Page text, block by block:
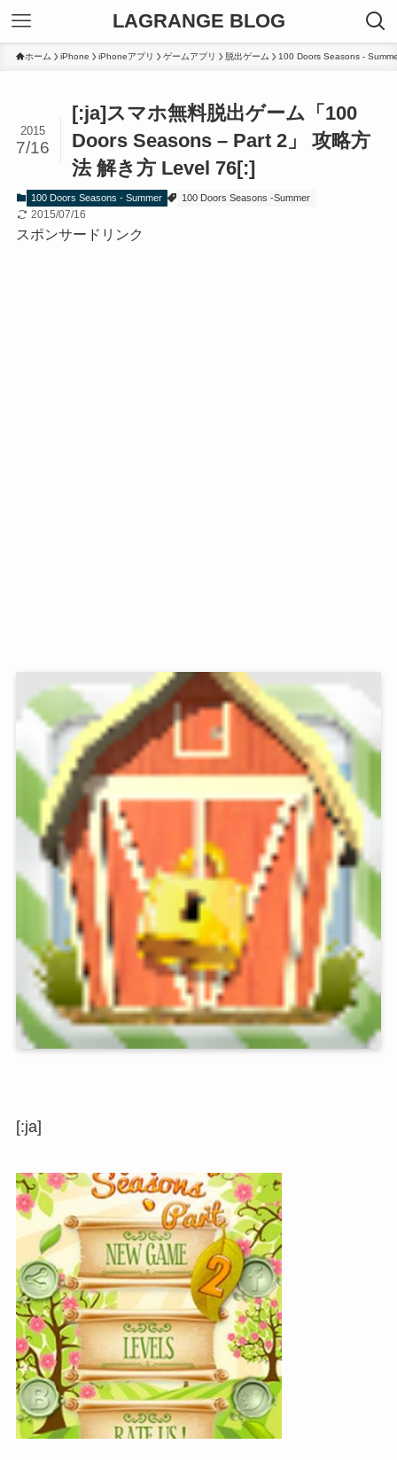
LAGRANGE BLOG
ホーム iPhone iPhoneアプリ ゲームアプリ 脱出ゲーム 100 Doors Seasons -
[:ja]スマホ無料脱出ゲーム「100
Doors Seasons – Part 2」 攻略方
法 解き方 Level 76[:]
2015
7/16
100 Doors Seasons - Summer 100 Doors Seasons -Summer
2015/07/16
スポンサードリンク
[:ja]